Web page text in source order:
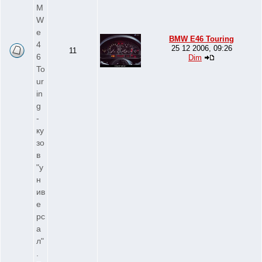
M
W
e
4
6
To
ur
in
g
-
ку
зо
в
"у
н
ив
е
рс
а
л"
.
11
BMW E46 Touring
25 12 2006, 09:26
Dim